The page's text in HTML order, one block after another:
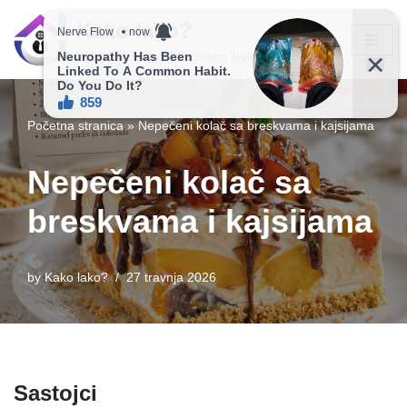
Skip
content
Kako lako?
Vaš vodič ka jednostavnijem životu!
Početna stranica » Nepečeni kolač sa breskvama i kajsijama
Nepečeni kolač sa
breskvama i kajsijama
byKako lako? 27 travnja 2026
Sastojci